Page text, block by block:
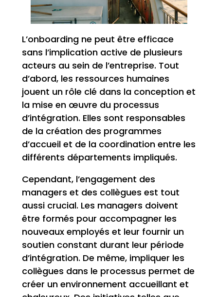
L’onboarding ne peut être efficace
sans l’implication active de plusieurs
acteurs au sein de l’entreprise. Tout
d’abord, les ressources humaines
jouent un rôle clé dans la conception et
la mise en œuvre du processus
d’intégration. Elles sont responsables
de la création des programmes
d’accueil et de la coordination entre les
différents départements impliqués.
Cependant, l’engagement des
managers et des collègues est tout
aussi crucial. Les managers doivent
être formés pour accompagner les
nouveaux employés et leur fournir un
soutien constant durant leur période
d’intégration. De même, impliquer les
collègues dans le processus permet de
créer un environnement accueillant et